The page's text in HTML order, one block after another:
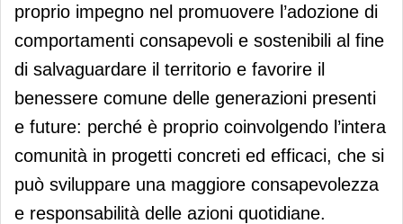
proprio impegno nel promuovere l’adozione di
comportamenti consapevoli e sostenibili al fine
di salvaguardare il territorio e favorire il
benessere comune delle generazioni presenti
e future: perché è proprio coinvolgendo l’intera
comunità in progetti concreti ed efficaci, che si
può sviluppare una maggiore consapevolezza
e responsabilità delle azioni quotidiane.